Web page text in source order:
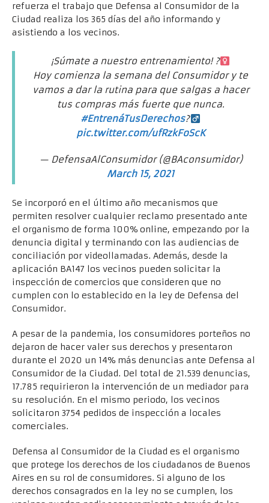
refuerza el trabajo que Defensa al Consumidor de la
Ciudad realiza los 365 días del año informando y
asistiendo a los vecinos.
¡Súmate a nuestro entrenamiento! ?‍
Hoy comienza la semana del Consumidor y te
vamos a dar la rutina para que salgas a hacer
tus compras más fuerte que nunca.
#EntrenáTusDerechos?
pic.twitter.com/ufRzkFoScK
— DefensaAlConsumidor (@BAconsumidor)
March 15, 2021
Se incorporó en el último año mecanismos que
permiten resolver cualquier reclamo presentado ante
el organismo de forma 100% online, empezando por la
denuncia digital y terminando con las audiencias de
conciliación por videollamadas. Además, desde la
aplicación BA147 los vecinos pueden solicitar la
inspección de comercios que consideren que no
cumplen con lo establecido en la ley de Defensa del
Consumidor.
A pesar de la pandemia, los consumidores porteños no
dejaron de hacer valer sus derechos y presentaron
durante el 2020 un 14% más denuncias ante Defensa al
Consumidor de la Ciudad. Del total de 21.539 denuncias,
17.785 requirieron la intervención de un mediador para
su resolución. En el mismo periodo, los vecinos
solicitaron 3754 pedidos de inspección a locales
comerciales.
Defensa al Consumidor de la Ciudad es el organismo
que protege los derechos de los ciudadanos de Buenos
Aires en su rol de consumidores. Si alguno de los
derechos consagrados en la ley no se cumplen, los